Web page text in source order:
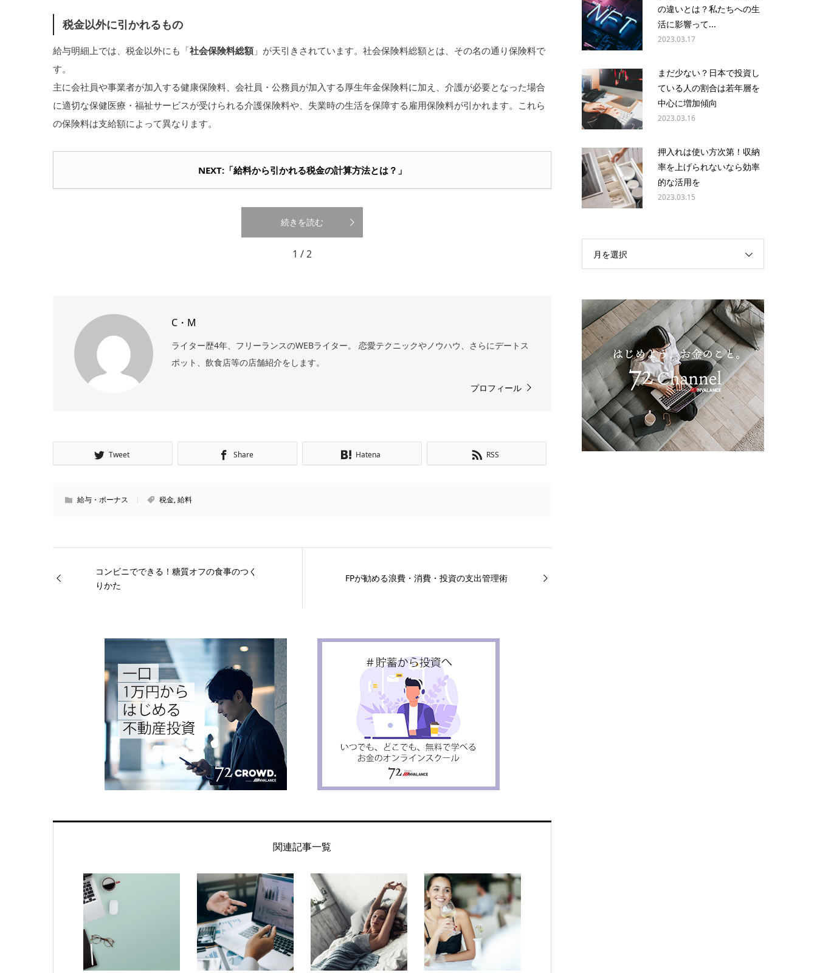
税金以外に引かれるもの
給与明細上では、税金以外にも「社会保険料総額」が天引きされています。社会保険料総額とは、その名の通り保険料で
す。
主に会社員や事業者が加入する健康保険料、会社員・公務員が加入する厚生年金保険料に加え、介護が必要となった場合
に適切な保健医療・福祉サービスが受けられる介護保険料や、失業時の生活を保障する雇用保険料が引かれます。これら
の保険料は支給額によって異なります。
NEXT:「給料から引かれる税金の計算方法とは？」
続きを読む
1 / 2
C・M
ライター歴4年、フリーランスのWEBライター。 恋愛テクニックやノウハウ、さらにデートス
ポット、飲食店等の店舗紹介をします。
プロフィール
Tweet Share Hatena RSS
給与・ボーナス 税金,給料
コンビニでできる！糖質オフの食事のつく
りかた
FPが勧める浪費・消費・投資の支出管理術
関連記事一覧
の違いとは？私たちへの生
活に影響って...
2023.03.17
まだ少ない？日本で投資し
ている人の割合は若年層を
中心に増加傾向
2023.03.16
押入れは使い方次第！収納
率を上げられないなら効率
的な活用を
2023.03.15
月を選択